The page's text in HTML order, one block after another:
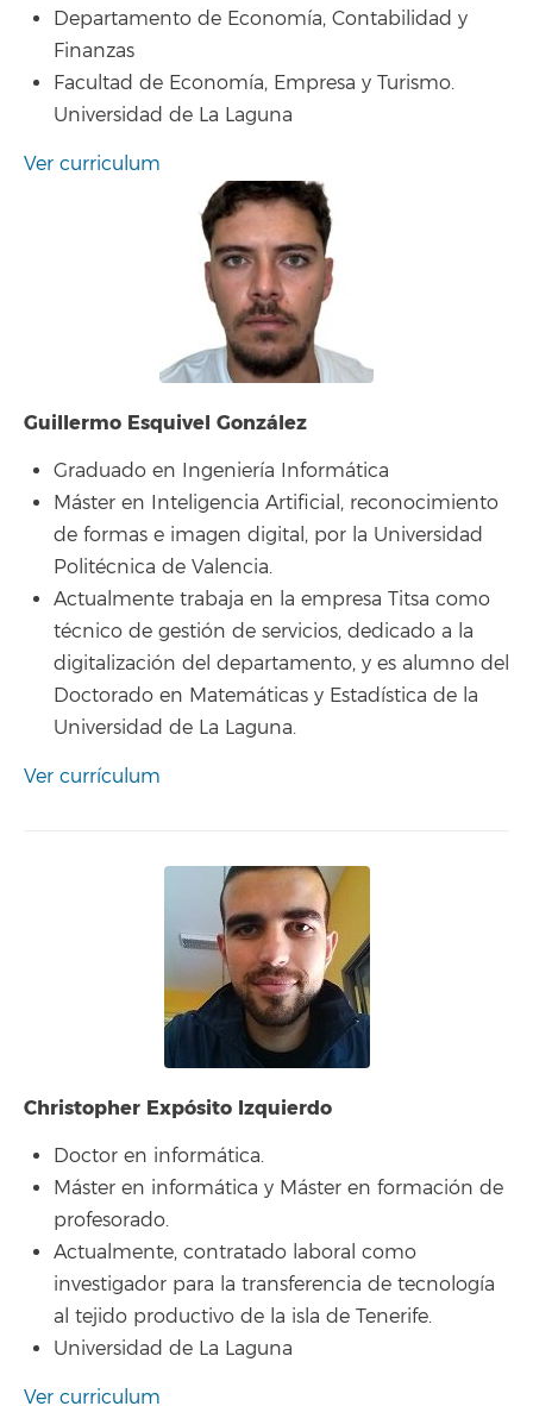
Departamento de Economía, Contabilidad y
Finanzas
Facultad de Economía, Empresa y Turismo.
Universidad de La Laguna
Ver curriculum
Guillermo Esquivel González
Graduado en Ingeniería Informática
Máster en Inteligencia Artificial, reconocimiento
de formas e imagen digital, por la Universidad
Politécnica de Valencia.
Actualmente trabaja en la empresa Titsa como
técnico de gestión de servicios, dedicado a la
digitalización del departamento, y es alumno del
Doctorado en Matemáticas y Estadística de la
Universidad de La Laguna.
Ver currículum
Christopher Expósito Izquierdo
Doctor en informática.
Máster en informática y Máster en formación de
profesorado.
Actualmente, contratado laboral como
investigador para la transferencia de tecnología
al tejido productivo de la isla de Tenerife.
Universidad de La Laguna
Ver curriculum